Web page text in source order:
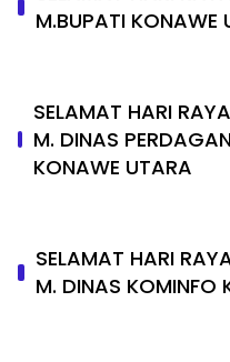
M.BUPATI KONAWE
SELAMAT HARI
M. DINAS
KONAWE UTARA
SELAMAT HARI
M. DINAS KOMINFO